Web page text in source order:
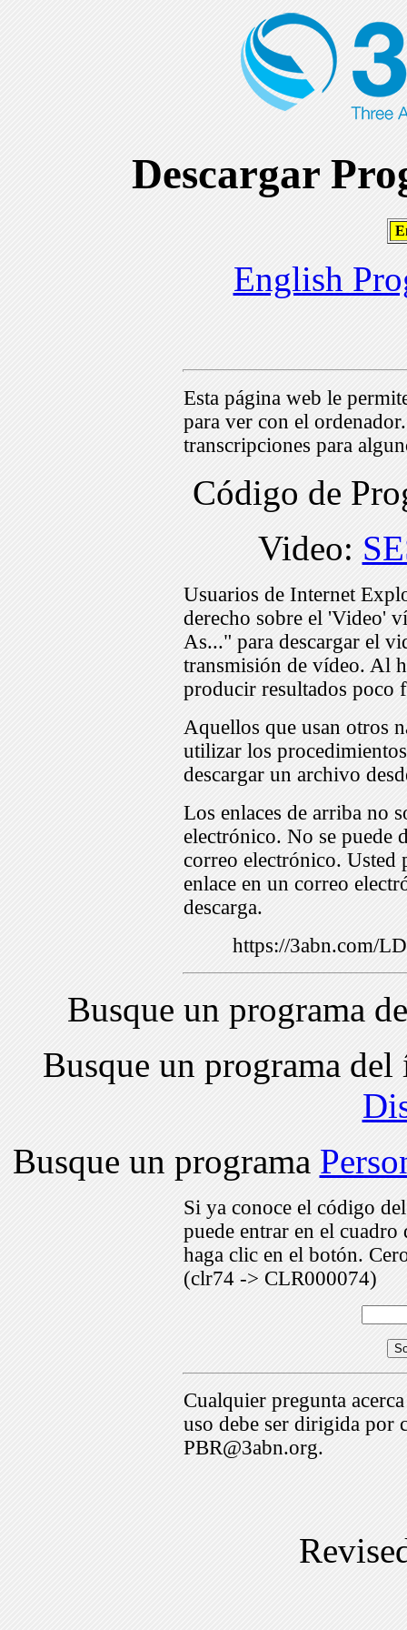
Descargar
English
Esta página web le
para ver con el
transcripciones para
Código de
Video:
Usuarios de Internet
derecho sobre el 'Video'
As..." para descargar el
transmisión de vídeo. Al
producir resultados poco
Aquellos que usan otros
utilizar los
descargar un archivo
Los enlaces de arriba no
electrónico. No se puede
correo electrónico. Usted
enlace en un correo
descarga.
https://3abn.com/
Busque un programa
Busque un programa
Busque un programa
Si ya conoce el código
puede entrar en el
haga clic en el botón.
(clr74 -> CLR000074)
Cualquier pregunta
uso debe ser dirigida por
PBR@3abn.org.